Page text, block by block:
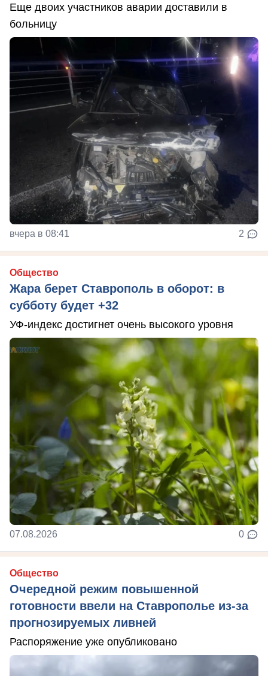
Еще двоих участников аварии доставили в
больницу
вчера в 08:41 2
Общество
Жара берет Ставрополь в оборот: в
субботу будет +32
УФ-индекс достигнет очень высокого уровня
07.08.2026 0
Общество
Очередной режим повышенной
готовности ввели на Ставрополье из-за
прогнозируемых ливней
Распоряжение уже опубликовано